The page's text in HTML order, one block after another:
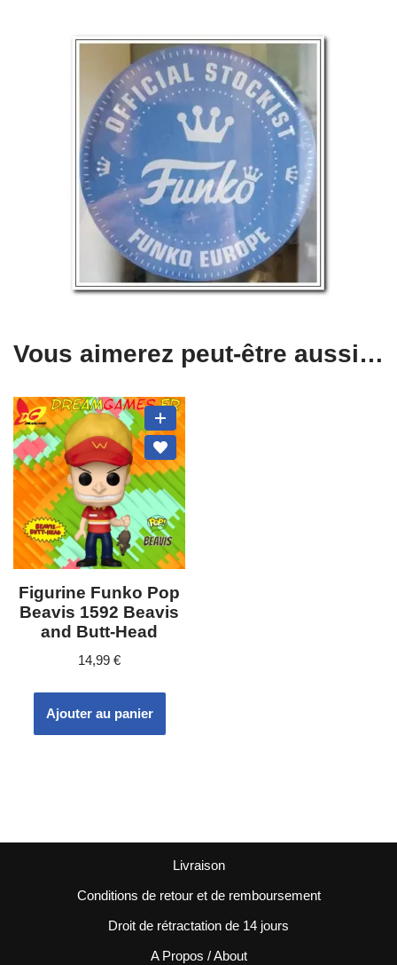
Vous aimerez peut-être aussi…
Figurine Funko Pop
Beavis 1592 Beavis
and Butt-Head
14,99 €
Ajouter au panier
Livraison
Conditions de retour et de remboursement
Droit de rétractation de 14 jours
A Propos / About